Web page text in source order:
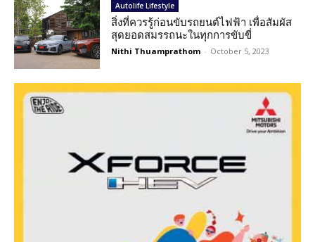
Autolife Lifestyle
สิ่งที่ควรรู้ก่อนขับรถยนต์ไฟฟ้า เพื่อสัมผัส
สุดยอดสมรรถนะในทุกการขับขี่
Nithi Thuamprathom - October 5, 2023